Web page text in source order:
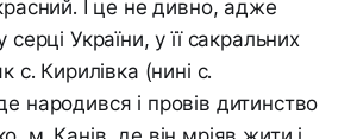
І це не дивно, адже
серці України, у її сакральних
с. Кирилівка (нині с.
народився і провів дитинство